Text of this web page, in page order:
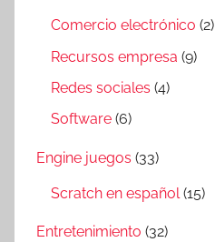
Comercio electrónico (2)
Recursos empresa (9)
Redes sociales (4)
Software (6)
Engine juegos (33)
Scratch en español(15)
Entretenimiento (32)